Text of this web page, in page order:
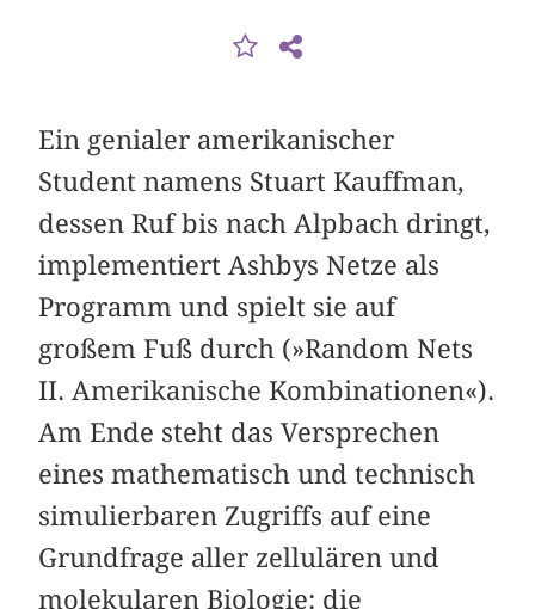
Ein genialer amerikanischer
Student namens Stuart Kauffman,
dessen Ruf bis nach Alpbach dringt,
implementiert Ashbys Netze als
Programm und spielt sie auf
großem Fuß durch (»Random Nets
II. Amerikanische Kombinationen«).
Am Ende steht das Versprechen
eines mathematisch und technisch
simulierbaren Zugriffs auf eine
Grundfrage aller zellulären und
molekularen Biologie: die